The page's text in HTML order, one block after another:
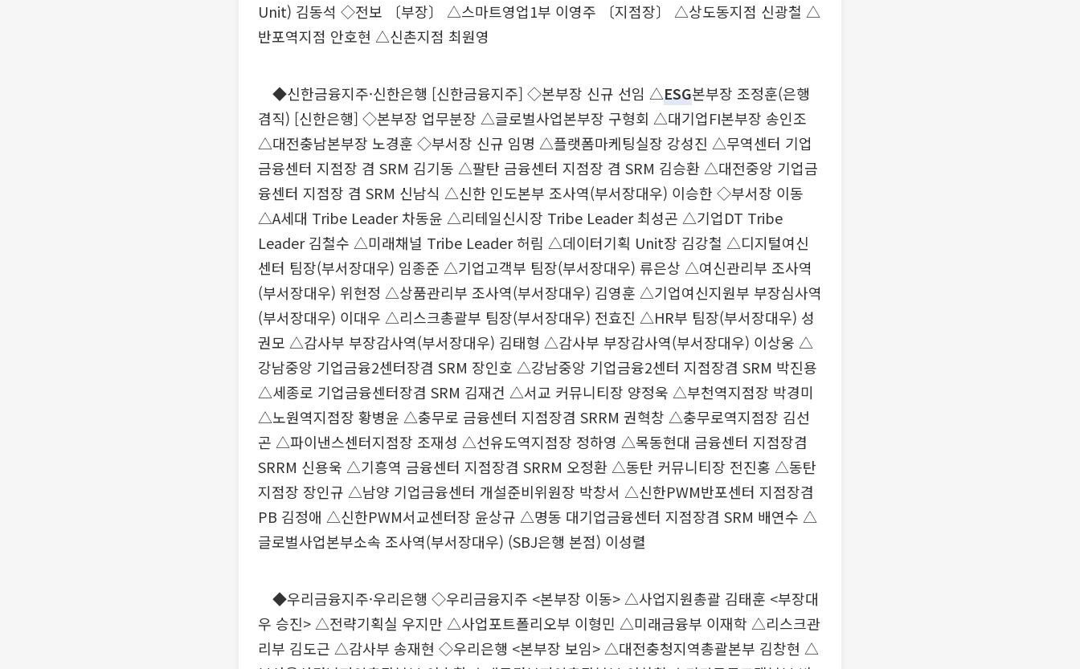
Unit) 김동석 ◇전보 〔부장〕 △스마트영업1부 이영주 〔지점장〕 △상도동지점 신광철 △
반포역지점 안호현 △신촌지점 최원영
◆신한금융지주·신한은행 [신한금융지주] ◇본부장 신규 선임 △ESG본부장 조정훈(은행
겸직) [신한은행] ◇본부장 업무분장 △글로벌사업본부장 구형회 △대기업FI본부장 송인조
△대전충남본부장 노경훈 ◇부서장 신규 임명 △플랫폼마케팅실장 강성진 △무역센터 기업
금융센터 지점장 겸 SRM 김기동 △팔탄 금융센터 지점장 겸 SRM 김승환 △대전중앙 기업금
융센터 지점장 겸 SRM 신남식 △신한 인도본부 조사역(부서장대우) 이승한 ◇부서장 이동
△A세대 Tribe Leader 차동윤 △리테일신시장 Tribe Leader 최성곤 △기업DT Tribe
Leader 김철수 △미래채널 Tribe Leader 허림 △데이터기획 Unit장 김강철 △디지털여신
센터 팀장(부서장대우) 임종준 △기업고객부 팀장(부서장대우) 류은상 △여신관리부 조사역
(부서장대우) 위현정 △상품관리부 조사역(부서장대우) 김영훈 △기업여신지원부 부장심사역
(부서장대우) 이대우 △리스크총괄부 팀장(부서장대우) 전효진 △HR부 팀장(부서장대우) 성
권모 △감사부 부장감사역(부서장대우) 김태형 △감사부 부장감사역(부서장대우) 이상웅 △
강남중앙 기업금융2센터장겸 SRM 장인호 △강남중앙 기업금융2센터 지점장겸 SRM 박진용
△세종로 기업금융센터장겸 SRM 김재건 △서교 커뮤니티장 양정욱 △부천역지점장 박경미
△노원역지점장 황병윤 △충무로 금융센터 지점장겸 SRRM 권혁창 △충무로역지점장 김선
곤 △파이낸스센터지점장 조재성 △선유도역지점장 정하영 △목동현대 금융센터 지점장겸
SRRM 신용욱 △기흥역 금융센터 지점장겸 SRRM 오정환 △동탄 커뮤니티장 전진홍 △동탄
지점장 장인규 △남양 기업금융센터 개설준비위원장 박창서 △신한PWM반포센터 지점장겸
PB 김정애 △신한PWM서교센터장 윤상규 △명동 대기업금융센터 지점장겸 SRM 배연수 △
글로벌사업본부소속 조사역(부서장대우) (SBJ은행 본점) 이성렬
◆우리금융지주·우리은행 ◇우리금융지주 <본부장 이동> △사업지원총괄 김태훈 <부장대
우 승진> △전략기획실 우지만 △사업포트폴리오부 이형민 △미래금융부 이재학 △리스크관
리부 김도근 △감사부 송재현 ◇우리은행 <본부장 보임> △대전충청지역총괄본부 김창현 △